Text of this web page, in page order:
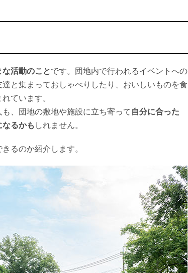
な活動のことです。団地内で行われるイベントへの
と集まっておしゃべりしたり、おいしいものを食
ています。
、団地の敷地や施設に立ち寄って 自分に合った
なるかも しれません。
るのか紹介します。